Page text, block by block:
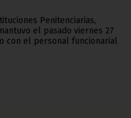
Penitenciarias,
el pasado viernes 27
con el personal funcionarial